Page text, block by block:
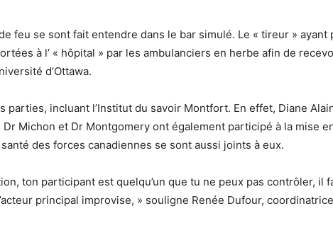
feu se sont fait entendre dans le bar simulé. Le « tireur »
à l’ « hôpital » par les ambulanciers en herbe afin de
d’Ottawa.
incluant l’Institut du savoir Montfort. En effet, Diane
Michon et Dr Montgomery ont également participé à la mise
des forces canadiennes se sont aussi joints à eux.
ton participant est quelqu’un que tu ne peux pas contrôler, il
principal improvise, » souligne Renée Dufour,